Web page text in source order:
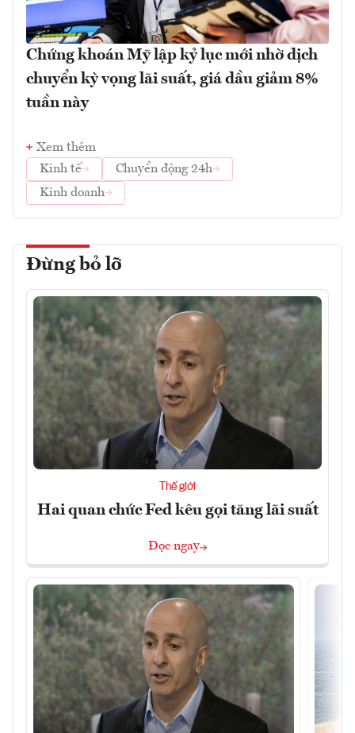
Chứng khoán Mỹ lập kỷ lục mới nhờ dịch
chuyển kỳ vọng lãi suất, giá dầu giảm 8%
tuần này
Xem thêm
Kinh tế
Chuyển động 24h
Kinh doanh
Đừng bỏ lỡ
Thế giới
Hai quan chức Fed kêu gọi tăng lãi suất
Đọc ngay